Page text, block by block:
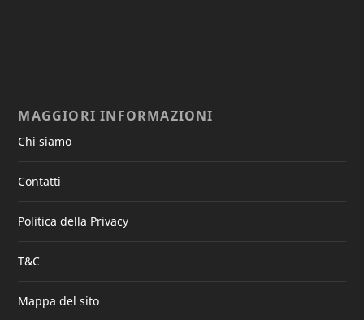
MAGGIORI INFORMAZIONI
Chi siamo
Contatti
Politica della Privacy
T&C
Mappa del sito